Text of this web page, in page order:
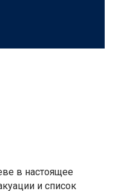
в настоящее
и список